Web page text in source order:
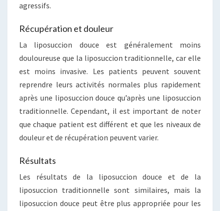
agressifs.
Récupération et douleur
La liposuccion douce est généralement moins
douloureuse que la liposuccion traditionnelle, car elle
est moins invasive. Les patients peuvent souvent
reprendre leurs activités normales plus rapidement
après une liposuccion douce qu’après une liposuccion
traditionnelle. Cependant, il est important de noter
que chaque patient est différent et que les niveaux de
douleur et de récupération peuvent varier.
Résultats
Les résultats de la liposuccion douce et de la
liposuccion traditionnelle sont similaires, mais la
liposuccion douce peut être plus appropriée pour les